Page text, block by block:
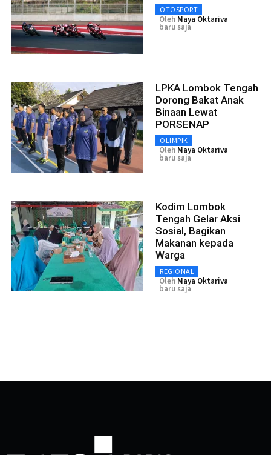
OTOSPORT
Oleh Maya Oktariva
baru saja
LPKA Lombok Tengah
Dorong Bakat Anak
Binaan Lewat
PORSENAP
OLIMPIK
Oleh Maya Oktariva
baru saja
Kodim Lombok
Tengah Gelar Aksi
Sosial, Bagikan
Makanan kepada
Warga
REGIONAL
Oleh Maya Oktariva
baru saja